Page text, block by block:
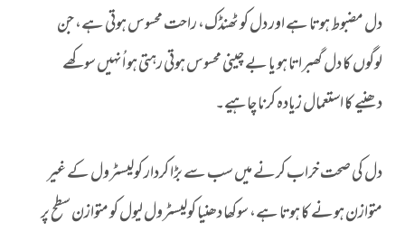
دل مضبوط ہوتا ہے اور دل کو ٹھنڈک، راحت محسوس ہوتی ہے، جن
لوگوں کا دل گھبراتا ہو یا بے چینی محسوس ہوتی رہتی ہو اُنہیں سوکھے
دھنیے کا استعمال زیادہ کرنا چاہیے۔
دل کی صحت خراب کرنے میں سب سے بڑا کردار کولیسٹرول کے غیر
متوازن ہونے کا ہوتا ہے، سوکھا دھنیا کولیسٹرول لیول کو متوازن سطح پر